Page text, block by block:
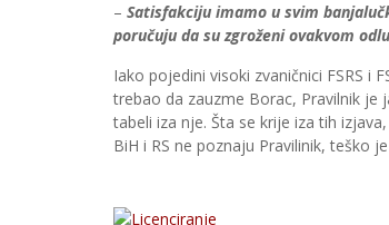
– Satisfakciju imamo u svim
poručuju da su zgroženi ovakvom
Iako pojedini visoki zvaničnici FSRS i
trebao da zauzme Borac, Pravilnik je
tabeli iza nje. Šta se krije iza tih
BiH i RS ne poznaju Pravilinik, teško